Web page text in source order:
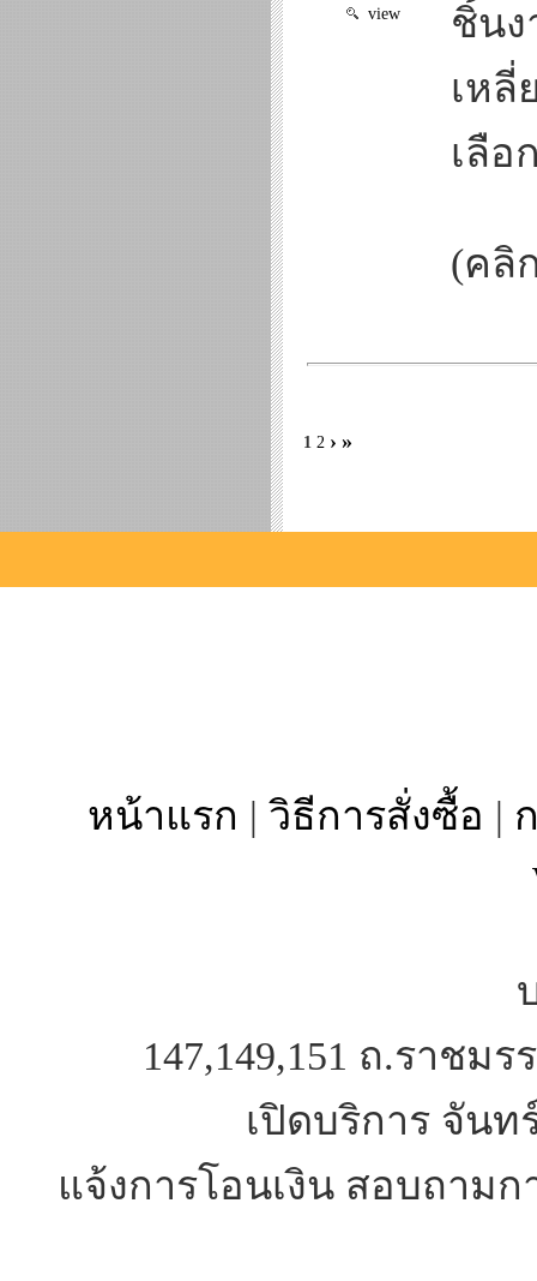
view
ชิ้นง
เหลี่
เลือ
(คลิ
1 2 › »
หน้าแรก | วิธีการสั่งซื้อ |
147,149,151 ถ.ราชม
เปิดบริการ จันท
แจ้งการโอนเงิน สอบถามก